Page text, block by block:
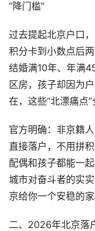
“降门槛”
过去提起北京户口
积分卡到小数点后
结婚满10年、年满
区房，孩子却因为
在，这些“北漂痛点
官方明确：非京籍
直接落户，不用拼
配偶和孩子都能一
城市对奋斗者的实
京给你一个安稳的家
二、2026年北京落